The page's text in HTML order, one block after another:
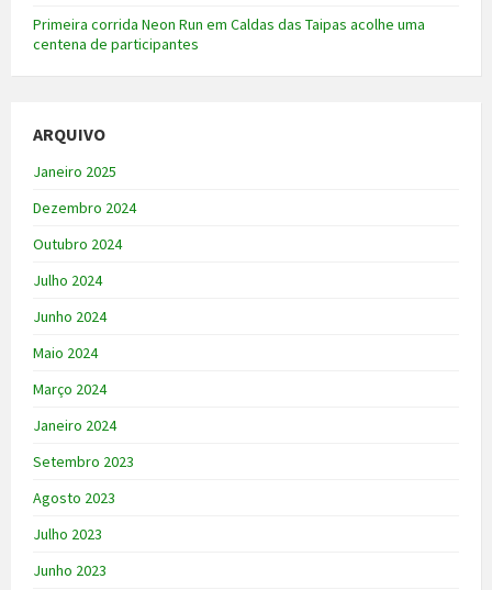
Primeira corrida Neon Run em Caldas das Taipas acolhe uma
centena de participantes
ARQUIVO
Janeiro 2025
Dezembro 2024
Outubro 2024
Julho 2024
Junho 2024
Maio 2024
Março 2024
Janeiro 2024
Setembro 2023
Agosto 2023
Julho 2023
Junho 2023